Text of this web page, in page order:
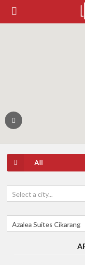
All
Select a city...
Azalea Suites Cikarang